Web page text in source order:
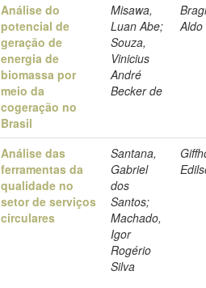
Análise do
potencial de
geração de
energia de
biomassa por
meio da
cogeração no
Brasil
Misawa,
Luan Abe;
Souza,
Vinicius
André
Becker de
Aldo
Análise das
ferramentas da
qualidade no
setor de serviços
circulares
Santana,
Gabriel
dos
Santos;
Machado,
Igor
Rogério
Silva